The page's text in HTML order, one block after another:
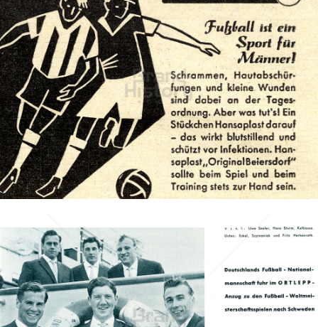
Hansaplast Beiersdorf AG 1957
Bild-ID: 71827